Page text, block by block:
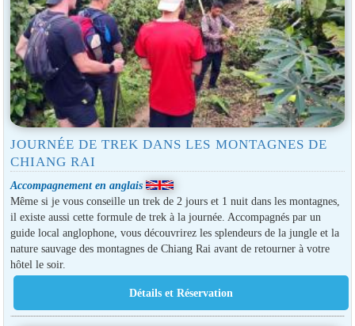
JOURNÉE DE TREK DANS LES MONTAGNES DE
CHIANG RAI
Accompagnement en anglais
Même si je vous conseille un trek de 2 jours et 1 nuit dans les montagnes,
il existe aussi cette formule de trek à la journée. Accompagnés par un
guide local anglophone, vous découvrirez les splendeurs de la jungle et la
nature sauvage des montagnes de Chiang Rai avant de retourner à votre
hôtel le soir.